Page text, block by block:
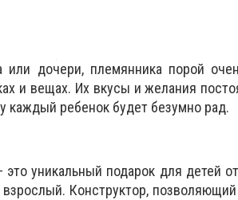
или дочери, племянника порой
и вещах. Их вкусы и желания
каждый ребенок будет безумно рад.
это уникальный подарок для детей
Конструктор,